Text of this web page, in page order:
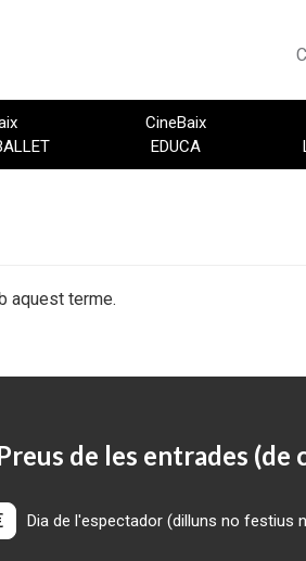
CineBaix
EDUCA
aquest terme.
de les entrades (de
Dia de l'espectador (dilluns no festius